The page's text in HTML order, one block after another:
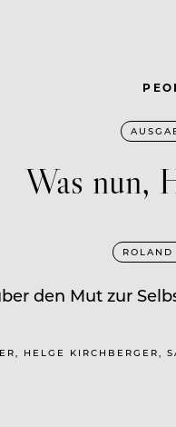
Was nun,
ROLAND
den Mut zur
HELGE KIRCHBERGER,